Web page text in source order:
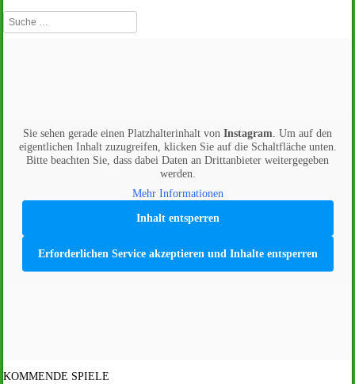
Beitrags-Navigation
Suche
Sie sehen gerade einen Platzhalterinhalt von Instagram . Um auf den
eigentlichen Inhalt zuzugreifen, klicken Sie auf die Schaltfläche unten.
Bitte beachten Sie, dass dabei Daten an Drittanbieter weitergegeben
werden.
Mehr Informationen
Inhalt entsperren
Erforderlichen Service akzeptieren und Inhalte entsperren
KOMMENDE SPIELE